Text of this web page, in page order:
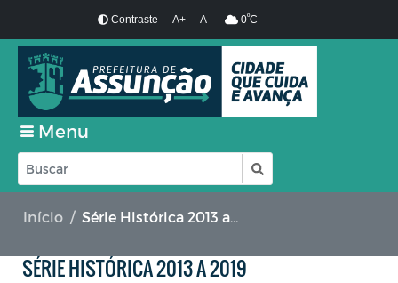
Contraste A+ A- 0ºC
Menu
Início Série Histórica 2013 a 2019
SÉRIE HISTÓRICA 2013 A 2019